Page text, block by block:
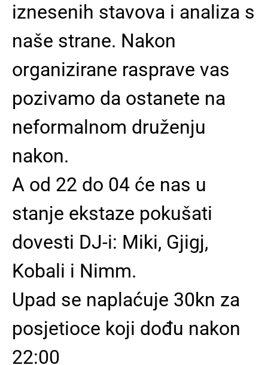
iznesenih stavova i analiza s
naše strane. Nakon
organizirane rasprave vas
pozivamo da ostanete na
neformalnom druženju
nakon.
A od 22 do 04 će nas u
stanje ekstaze pokušati
dovesti DJ-i: Miki, Gjigj,
Kobali i Nimm.
Upad se naplaćuje 30kn za
posjetioce koji dođu nakon
22:00